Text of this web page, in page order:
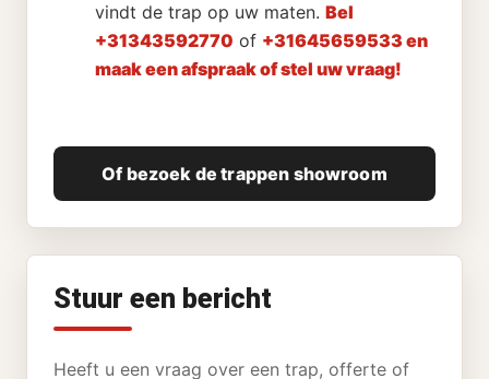
vindt de trap op uw maten. Bel
+31343592770 of +31645659533 en
maak een afspraak of stel uw vraag!
Of bezoek de trappen showroom
Stuur een bericht
Heeft u een vraag over een trap, offerte of